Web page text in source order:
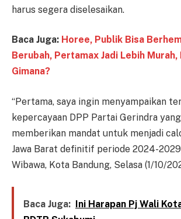
harus segera diselesaikan.
Baca Juga: Horee, Publik Bisa
Berubah, Pertamax Jadi Lebih
Gimana?
“Pertama, saya ingin menyampaikan
kepercayaan DPP Partai Gerindra
memberikan mandat untuk menjadi
Jawa Barat definitif periode 2024-
Wibawa, Kota Bandung, Selasa (1/10/
Baca Juga:
Ini Harapan Pj Wali